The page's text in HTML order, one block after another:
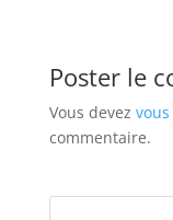
Poster le
Vous devez
commentaire.